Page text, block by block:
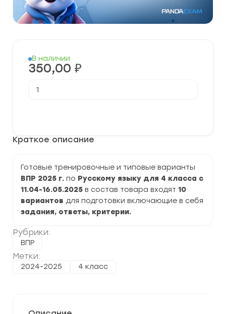
Краткое описание
Готовые тренировочные и типовые варианты
ВПР 2025 г. по Русскому языку для 4 класса с
11.04-16.05.2025 в состав товара входят 10
вариантов для подготовки включающие в себя
задания, ответы, критерии.
Рубрики:
ВПР
Метки:
2024-2025 4 класс
В наличии
350,00 ₽
товара
языку
на
2025
г.
задания
ответы